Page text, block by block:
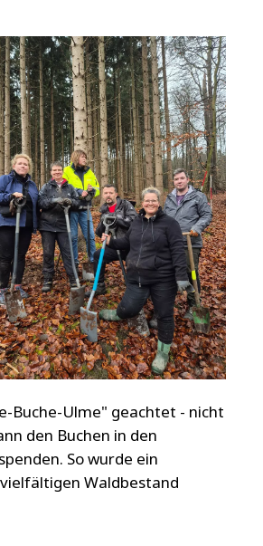
Buche-Ulme" geachtet - nicht
den Buchen in den
So wurde ein
Waldbestand